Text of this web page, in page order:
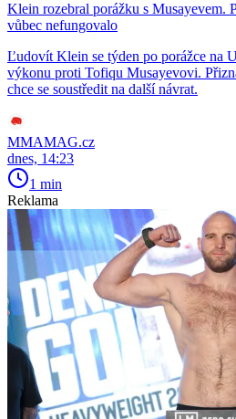
Klein rozebral porážku s Musayevem.
vůbec nefungovalo
Ľudovít Klein se týden po porážce na
výkonu proti Tofiqu Musayevovi.
chce se soustředit na další návrat.
MMAMAG.cz
dnes, 14:23
1 min
Reklama